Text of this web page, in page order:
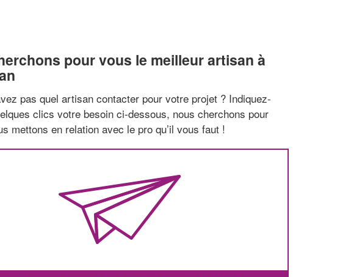
pour vous le meilleur artisan à
pas quel artisan contacter pour votre projet ? Indiquez-
clics votre besoin ci-dessous, nous cherchons pour
mettons en relation avec le pro qu’il vous faut !